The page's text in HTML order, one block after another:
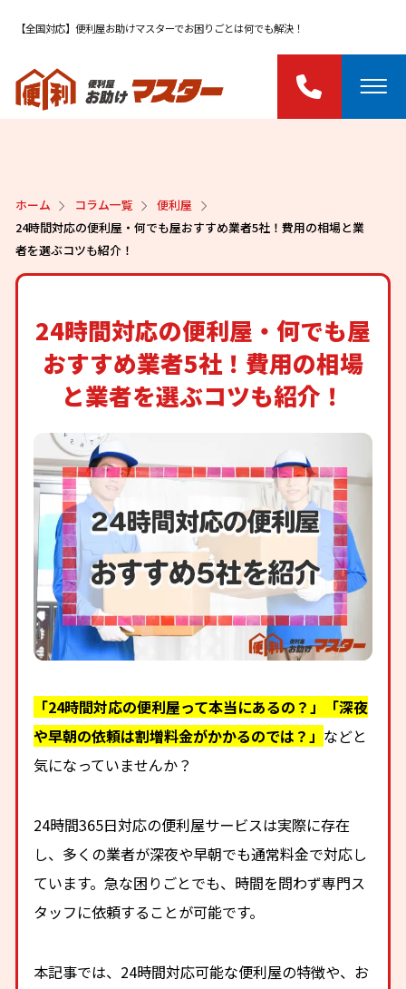
【全国対応】便利屋お助けマスターでお困りごとは何でも解決！
ホーム コラム一覧
便利屋
24時間対応の便利屋・何でも屋おすすめ業者5社！費用の相場と業
者を選ぶコツも紹介！
24時間対応の便利屋・何でも屋
おすすめ業者5社！費用の相場
と業者を選ぶコツも紹介！
「24時間対応の便利屋って本当にあるの？」「深夜
や早朝の依頼は割増料金がかかるのでは？」 などと
気になっていませんか？
24時間365日対応の便利屋サービスは実際に存在
し、多くの業者が深夜や早朝でも通常料金で対応し
ています。急な困りごとでも、時間を問わず専門ス
タッフに依頼することが可能です。
本記事では、24時間対応可能な便利屋の特徴や、お